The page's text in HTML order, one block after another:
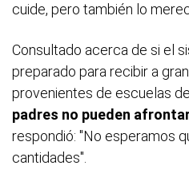
cuide, pero también lo
Consultado acerca de si el
preparado para recibir a
provenientes de escuelas
padres no pueden
respondió: "No esperamos
cantidades".